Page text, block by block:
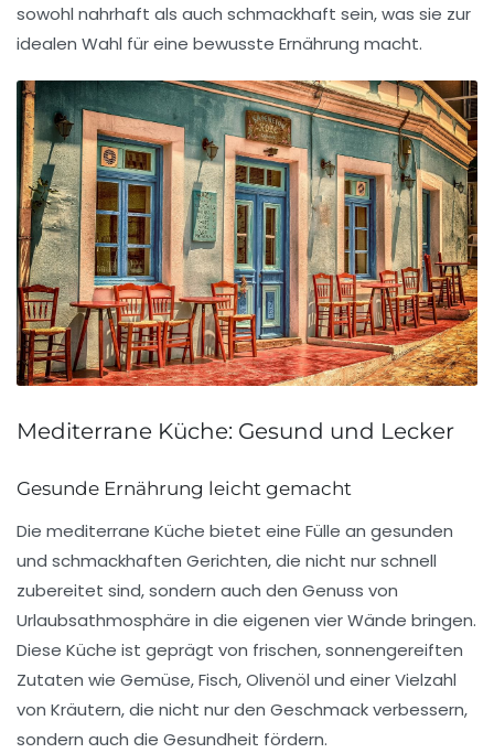
sowohl nahrhaft als auch schmackhaft sein, was sie zur
idealen Wahl für eine bewusste Ernährung macht.
Mediterrane Küche: Gesund und Lecker
Gesunde Ernährung leicht gemacht
Die mediterrane Küche bietet eine Fülle an gesunden
und schmackhaften Gerichten, die nicht nur schnell
zubereitet sind, sondern auch den Genuss von
Urlaubsathmosphäre in die eigenen vier Wände bringen.
Diese Küche ist geprägt von frischen, sonnengereiften
Zutaten wie Gemüse,Fisch,Olivenöl und einer Vielzahl
von Kräutern, die nicht nur den Geschmack verbessern,
sondern auch die Gesundheit fördern.